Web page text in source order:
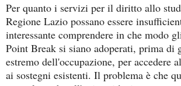
Per quanto i servizi per il diritto allo
Regione Lazio possano essere
interessante comprendere in che modo
Point Break si siano adoperati, prima di
estremo dell'occupazione, per accedere
ai sostegni esistenti. Il problema è che